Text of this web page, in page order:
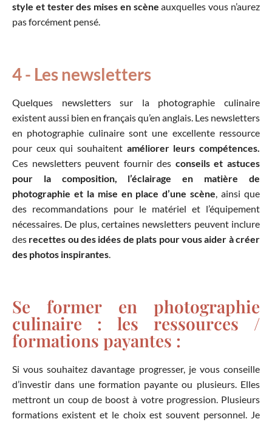
style et tester des mises en scène auxquelles vous n’aurez
pas forcément pensé.
4 - Les newsletters
Quelques newsletters sur la photographie culinaire
existent aussi bien en français qu’en anglais. Les newsletters
en photographie culinaire sont une excellente ressource
pour ceux qui souhaitent améliorer leurs compétences.
Ces newsletters peuvent fournir des conseils et astuces
pour la composition, l’éclairage en matière de
photographie et la mise en place d’une scène, ainsi que
des recommandations pour le matériel et l’équipement
nécessaires. De plus, certaines newsletters peuvent inclure
des recettes ou des idées de plats pour vous aider à créer
des photos inspirantes.
Se former en photographie
culinaire : les ressources /
formations payantes :
Si vous souhaitez davantage progresser, je vous conseille
d’investir dans une formation payante ou plusieurs. Elles
mettront un coup de boost à votre progression. Plusieurs
formations existent et le choix est souvent personnel. Je